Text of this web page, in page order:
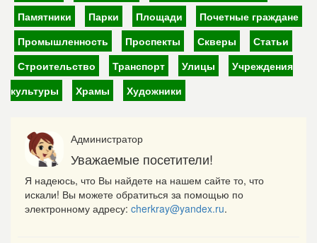
Памятники
Парки Площади
Почетные граждане
Промышленность
Проспекты Скверы
Статьи
Строительство
Транспорт Улицы
Учреждения
культуры
Храмы Художники
Администратор
Уважаемые посетители!
Я надеюсь, что Вы найдете на нашем сайте то, что
искали! Вы можете обратиться за помощью по
электронному адресу: cherkray@yandex.ru.